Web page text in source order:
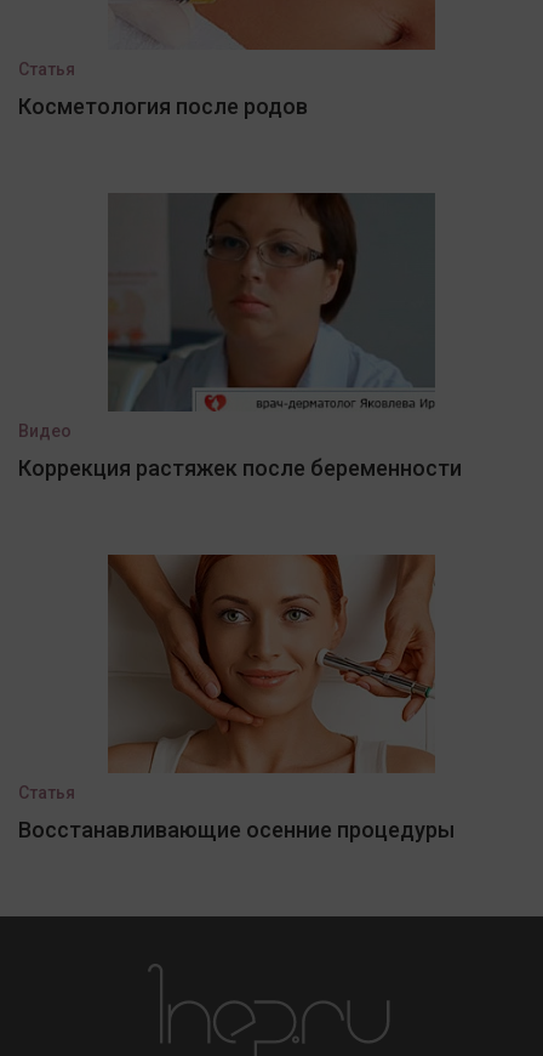
Статья
Косметология после родов
Видео
Коррекция растяжек после беременности
Статья
Восстанавливающие осенние процедуры